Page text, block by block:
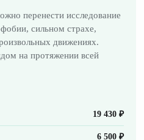
перенести исследование
сильном страхе,
движениях.
на протяжении всей
19 430 ₽
6 500 ₽